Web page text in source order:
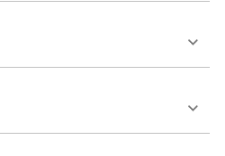
盲點偵測系統